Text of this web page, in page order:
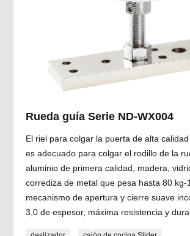
Rueda guía Serie ND-WX004
El riel para colgar la puerta de alta
es adecuado para colgar el rodillo de la
aluminio de primera calidad, madera,
corrediza de metal que pesa hasta 80 kg-
mecanismo de apertura y cierre suave
3,0 de espesor, máxima resistencia y